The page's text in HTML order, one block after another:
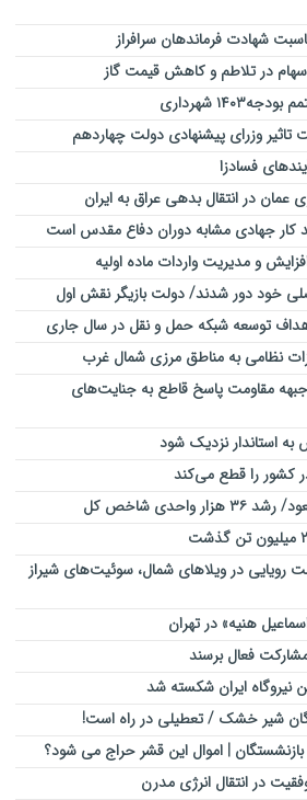
شهادت فرماندهان سرافراز
در تلاطم و کاهش قیمت گاز
شهرداری
وزرای پیشنهادی دولت چهاردهم
فسادزا
عمان در انتقال بدهی عراق به ایران
کار جهادی مشابه دوران دفاع مقدس است
و مدیریت واردات ماده اولیه
خود دور شدند/ دولت بازیگر نقش اول
نظامی به مناطق مرزی شمال‌ غرب
مقاومت پاسخ قاطع به جنایت‌های
استاندار نزدیک شود
کشور را قطع می‌کند
شاخص کل
رویایی در ویلاهای شمال، سوئیت‌های شیراز
هنیه» در تهران
فعال برسند
نیروگاه ایران شکسته شد
شیر خشک / تعطیلی در راه است!
| اموال این قشر حراج می شود؟